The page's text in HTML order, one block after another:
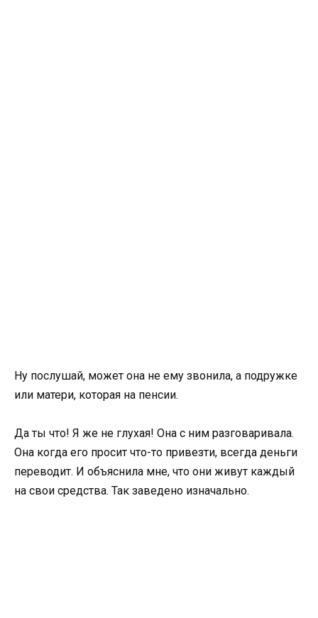
Ну послушай, может она не ему звонила, а подружке
или матери, которая на пенсии.
Да ты что! Я же не глухая! Она с ним разговаривала.
Она когда его просит что-то привезти, всегда деньги
переводит. И объяснила мне, что они живут каждый
на свои средства. Так заведено изначально.